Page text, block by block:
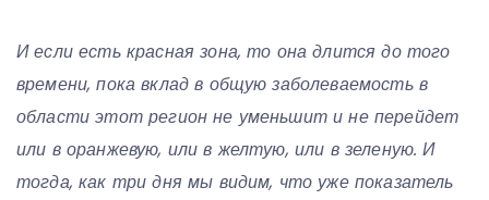
И если есть красная зона, то она длится до того
времени, пока вклад в общую заболеваемость в
области этот регион не уменьшит и не перейдет
или в оранжевую, или в желтую, или в зеленую. И
тогда, как три дня мы видим, что уже показатель